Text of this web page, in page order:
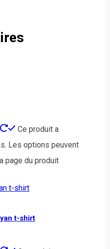
Ce produit a
Les options peuvent
page du produit
t-shirt